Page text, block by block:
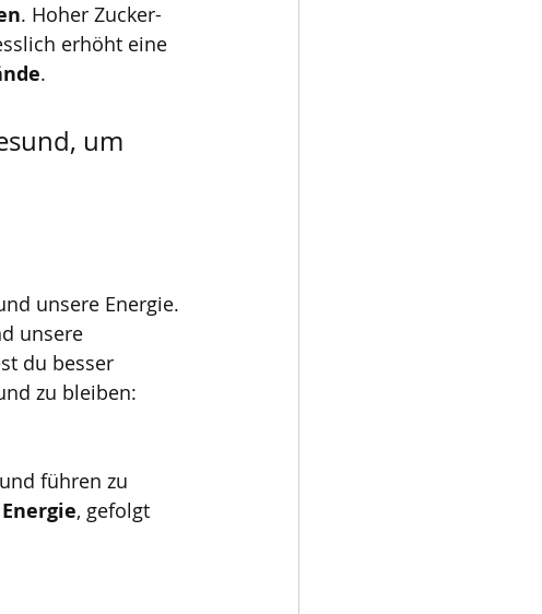
. Hoher Zucker-
erhöht eine
.
um
unsere Energie.
unsere
du besser
zu bleiben:
führen zu
, gefolgt